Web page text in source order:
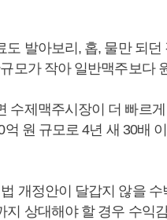
발아보리, 홉, 물만 되던
모가 작아 일반맥주보다
수제맥주시장이 더 빠르
원 규모로 4년 새 30배
개정안이 달갑지 않을
지 상대해야 할 경우 수익